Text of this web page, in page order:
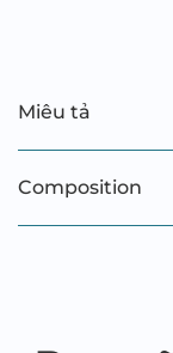
Miêu tả
Composition